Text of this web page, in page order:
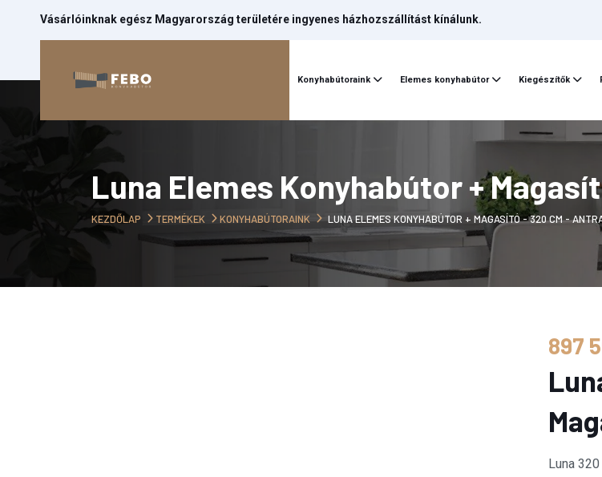
Vásárlóinknak egész Magyarország területére ingyenes házhozszállítást kínálunk.
Konyhabútoraink Elemes konyhabútor Kiegészítők
Luna Elemes Konyhabútor +
KEZDŐLAP TERMÉKEK KONYHABÚTORAINK LUNA ELEMES KONYHABÚTOR + MAGASÍTÓ - 320 CM -
897
Luna